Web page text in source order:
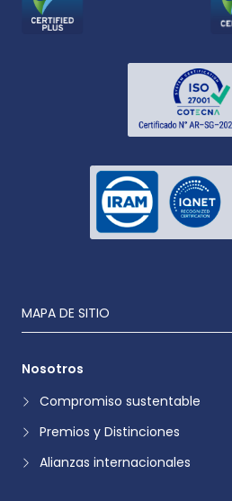
MAPA DE SITIO
Nosotros
Compromiso sustentable
Premios y Distinciones
Alianzas internacionales